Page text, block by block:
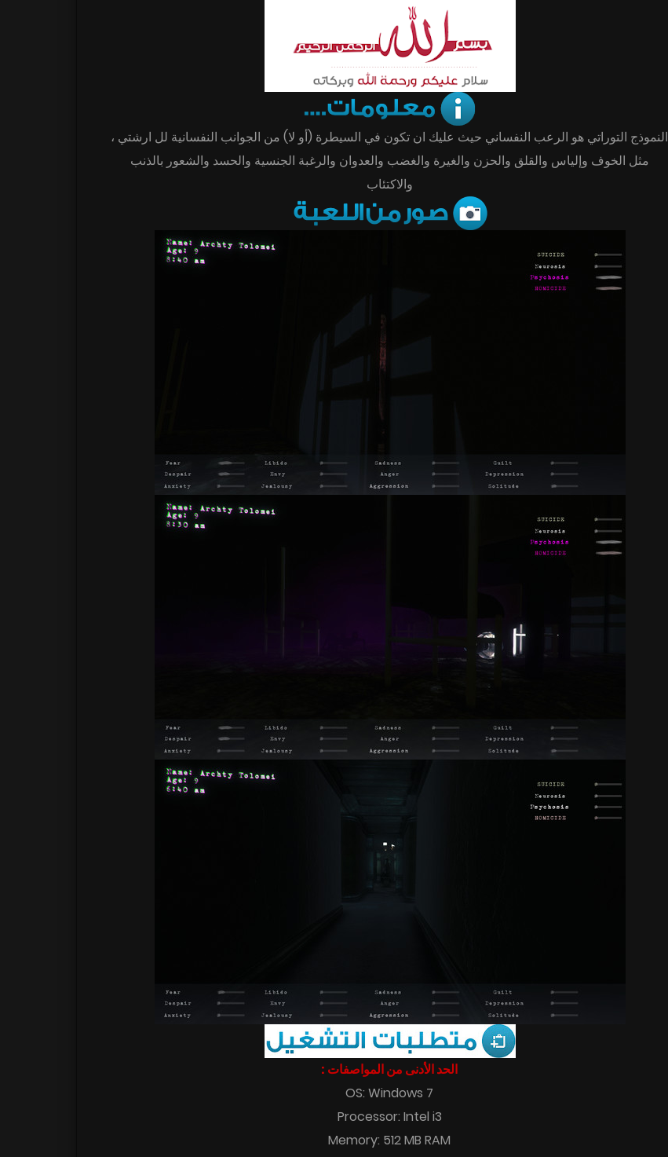
النموذج التوراتي هو الرعب النفساني حيث عليك ان تكون في السيطرة (أو لا) من الجوانب النفسانية لل ارشتي ،
مثل الخوف وإلياس والقلق والحزن والغيرة والغضب والعدوان والرغبة الجنسية والحسد والشعور بالذنب
والاكتئاب
الحد الأدنى من المواصفات :
OS: Windows 7
Processor: Intel i3
Memory: 512 MB RAM